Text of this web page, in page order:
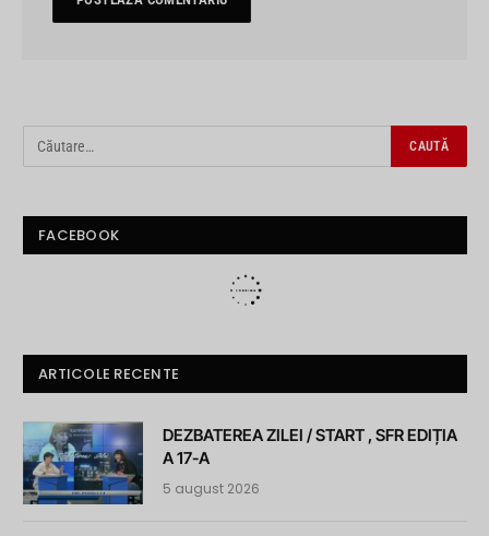
FACEBOOK
ARTICOLE RECENTE
DEZBATEREA ZILEI / START , SFR EDIȚIA
A 17-A
5 august 2026